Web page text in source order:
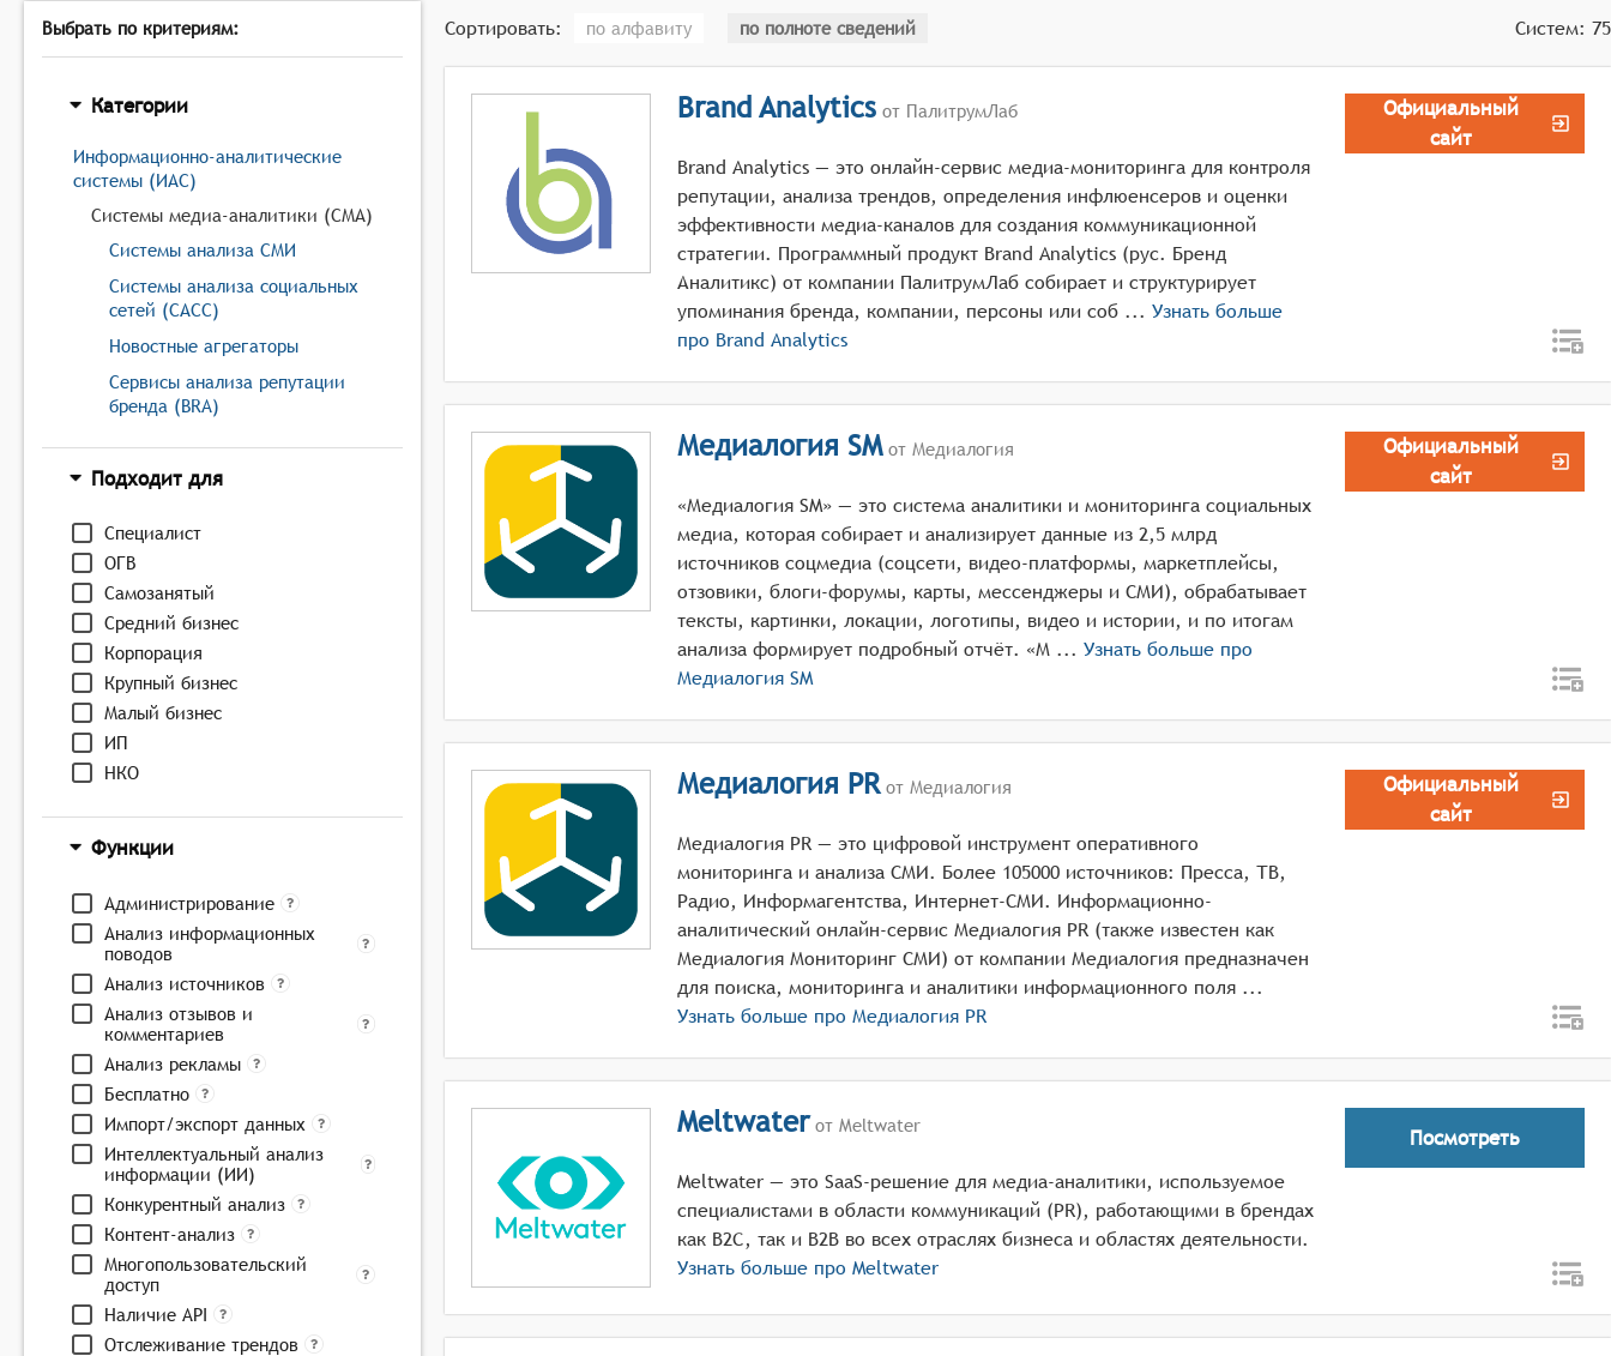
Выбрать по критериям:
Категории
Информационно-аналитические
системы (ИАС)
Системы медиа-аналитики (СМА)
Системы анализа СМИ
Системы анализа социальных
сетей (САСС)
Новостные агрегаторы
Сервисы анализа репутации
бренда (BRA)
Подходит для
Специалист
ОГВ
Самозанятый
Средний бизнес
Корпорация
Крупный бизнес
Малый бизнес
ИП
НКО
Функции
Администрирование
Анализ информационных
поводов
Анализ источников
Анализ отзывов и
комментариев
Анализ рекламы
Бесплатно
Импорт/экспорт данных
Интеллектуальный анализ
информации (ИИ)
Конкурентный анализ
Контент-анализ
Многопользовательский
доступ
Наличие API
Отслеживание трендов
Сортировать: по алфавиту по полноте сведений Систем: 75
Brand Analytics от ПалитрумЛаб
Brand Analytics — это онлайн-сервис медиа-мониторинга для контроля
репутации, анализа трендов, определения инфлюенсеров и оценки
эффективности медиа-каналов для создания коммуникационной
стратегии. Программный продукт Brand Analytics (рус. Бренд
Аналитикс) от компании ПалитрумЛаб собирает и структурирует
упоминания бренда, компании, персоны или соб ... Узнать больше
про Brand Analytics
Официальный
сайт
Медиалогия SMот Медиалогия
«Медиалогия SM» — это система аналитики и мониторинга социальных
медиа, которая собирает и анализирует данные из 2,5 млрд
источников соцмедиа (соцсети, видео-платформы, маркетплейсы,
отзовики, блоги-форумы, карты, мессенджеры и СМИ), обрабатывает
тексты, картинки, локации, логотипы, видео и истории, и по итогам
анализа формирует подробный отчёт. «М ... Узнать больше про
Медиалогия SM
Официальный
сайт
Медиалогия PRот Медиалогия
Медиалогия PR — это цифровой инструмент оперативного
мониторинга и анализа СМИ. Более 105000 источников: Пресса, ТВ,
Радио, Информагентства, Интернет-СМИ. Информационно-
аналитический онлайн-сервис Медиалогия PR (также известен как
Медиалогия Мониторинг СМИ) от компании Медиалогия предназначен
для поиска, мониторинга и аналитики информационного поля ...
Узнать больше про Медиалогия PR
Официальный
сайт
Meltwaterот Meltwater
Meltwater — это SaaS-решение для медиа-аналитики, используемое
специалистами в области коммуникаций (PR), работающими в брендах
как B2C, так и B2B во всех отраслях бизнеса и областях деятельности.
Узнать больше про Meltwater
Посмотреть